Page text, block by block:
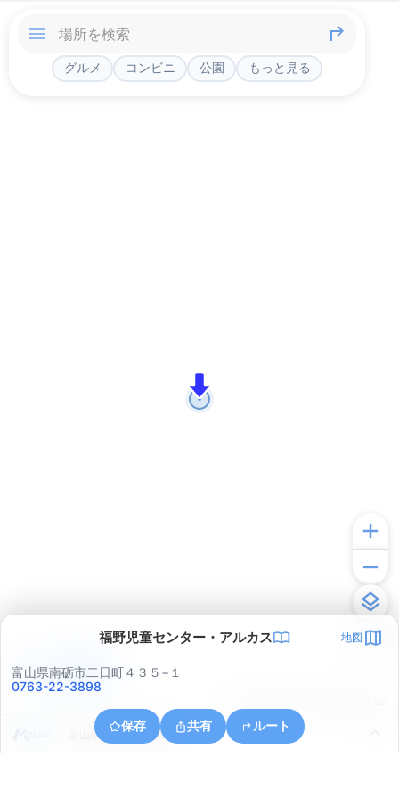
グルメ コンビニ 公園 もっと見る
福野児童センター・アルカス 地図
富山県南砺市二日町４３５−１
0763-22-3898
保存 共有 ルート
富山県小矢部市興法寺
アプリで見る